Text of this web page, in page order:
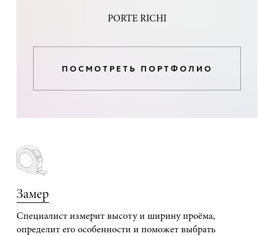
PORTE RICHI
ПОСМОТРЕТЬ ПОРТФОЛИО
Замер
Специалист измерит высоту и ширину проёма,
определит его особенности и поможет выбрать